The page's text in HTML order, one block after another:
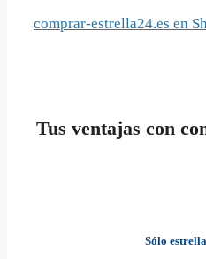
comprar-estrella24.es en
Tus ventajas con
Sólo